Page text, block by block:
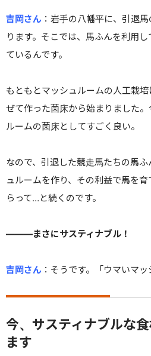
吉岡さん ： 岩手の八幡平に、引退
ります。そこでは、馬ふんを利用
ているんです。
もともとマッシュルームの人工栽
ぜて作った菌床から始まりました
ルームの菌床としてすごく良い。
なので、引退した競走馬たちの馬
ュルームを作り、その利益で馬を
らって…と続くのです。
———まさにサスティナブル！
吉岡さん ： そうです。「ウマいマ
今、サスティナブルな
ます